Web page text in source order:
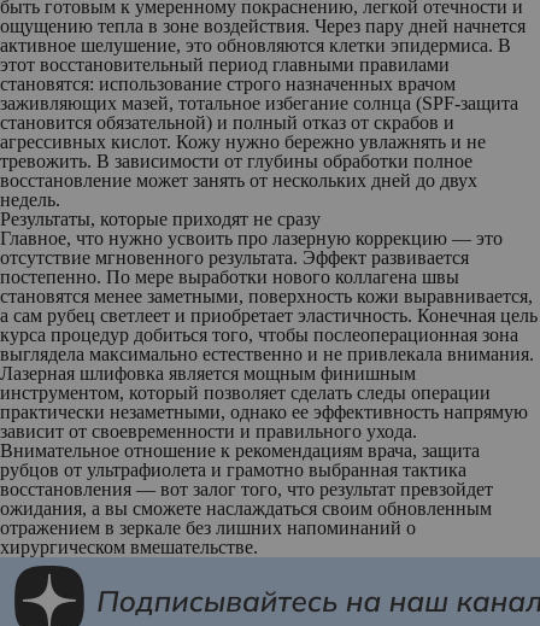
быть готовым к умеренному покраснению, легкой отечности и
ощущению тепла в зоне воздействия. Через пару дней начнется
активное шелушение, это обновляются клетки эпидермиса. В
этот восстановительный период главными правилами
становятся: использование строго назначенных врачом
заживляющих мазей, тотальное избегание солнца (SPF-защита
становится обязательной) и полный отказ от скрабов и
агрессивных кислот. Кожу нужно бережно увлажнять и не
тревожить. В зависимости от глубины обработки полное
восстановление может занять от нескольких дней до двух
недель.
Результаты, которые приходят не сразу
Главное, что нужно усвоить про лазерную коррекцию — это
отсутствие мгновенного результата. Эффект развивается
постепенно. По мере выработки нового коллагена швы
становятся менее заметными, поверхность кожи выравнивается,
а сам рубец светлеет и приобретает эластичность. Конечная цель
курса процедур добиться того, чтобы послеоперационная зона
выглядела максимально естественно и не привлекала внимания.
Лазерная шлифовка является мощным финишным
инструментом, который позволяет сделать следы операции
практически незаметными, однако ее эффективность напрямую
зависит от своевременности и правильного ухода.
Внимательное отношение к рекомендациям врача, защита
рубцов от ультрафиолета и грамотно выбранная тактика
восстановления — вот залог того, что результат превзойдет
ожидания, а вы сможете наслаждаться своим обновленным
отражением в зеркале без лишних напоминаний о
хирургическом вмешательстве.